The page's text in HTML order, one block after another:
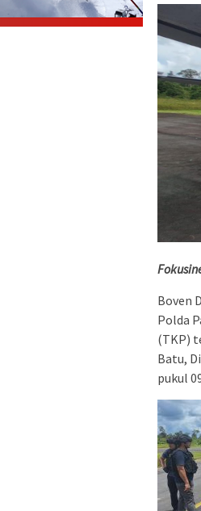
Boven
Polda
(TKP)
Batu,
pukul